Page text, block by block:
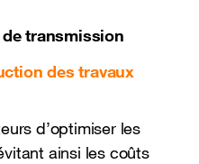
transmission
des travaux
d’optimiser les
ainsi les coûts